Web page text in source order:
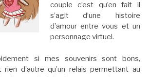
couple c’est qu’en fait il
s’agit d’une histoire
d’amour entre vous et un
personnage virtuel.
si mes souvenirs sont bons,
rien d’autre qu’un relais permettant au